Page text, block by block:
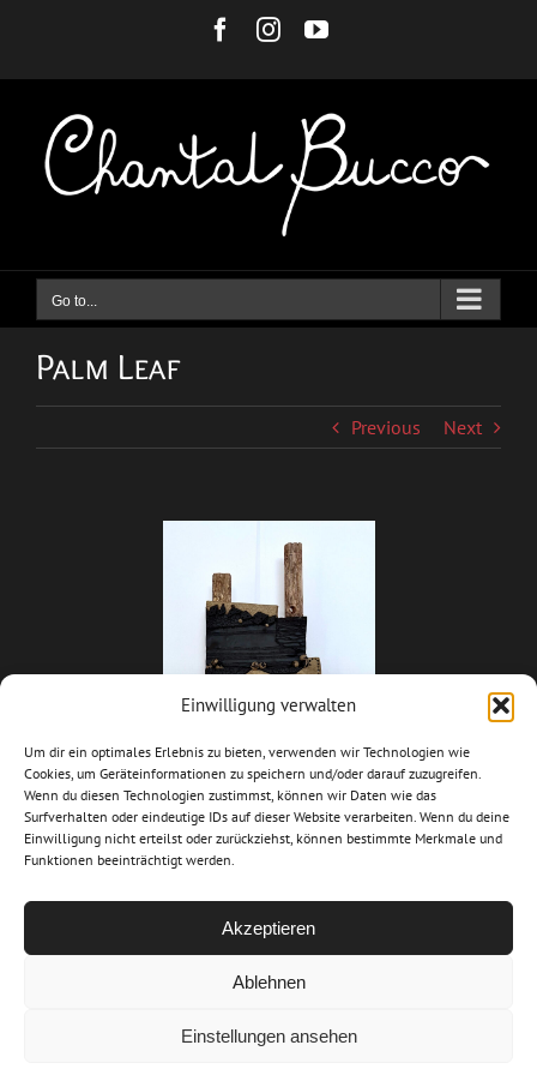
Einwilligung verwalten
Um dir ein optimales Erlebnis zu bieten, verwenden wir Technologien wie
Cookies, um Geräteinformationen zu speichern und/oder darauf zuzugreifen.
Wenn du diesen Technologien zustimmst, können wir Daten wie das
Surfverhalten oder eindeutige IDs auf dieser Website verarbeiten. Wenn du deine
Einwilligung nicht erteilst oder zurückziehst, können bestimmte Merkmale und
Funktionen beeinträchtigt werden.
Akzeptieren
Ablehnen
Einstellungen ansehen
Facebook
InstagramYouTube
Go to...
Palm Leaf
Previous Next
2026 Chantal Bucco 22, Kremsersteig A-3508 Krusstetten |